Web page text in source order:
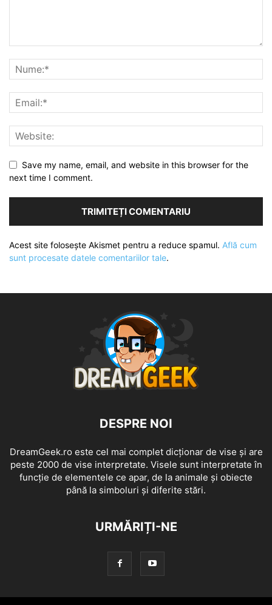
Save my name, email, and website in this browser for the
next time I comment.
Acest site folosește Akismet pentru a reduce spamul. Află cum
sunt procesate datele comentariilor tale.
DESPRE NOI
DreamGeek.ro este cel mai complet dicționar de vise și are
peste 2000 de vise interpretate. Visele sunt interpretate în
funcție de elementele ce apar, de la animale și obiecte
până la simboluri și diferite stări.
URMĂRIȚI-NE